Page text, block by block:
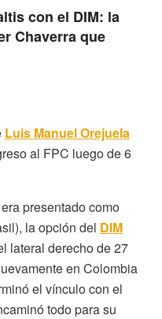
con el DIM: la
Chaverra que
Luis Manuel Orejuela
al FPC luego de 6
presentado como
la opción del DIM
lateral derecho de 27
en Colombia
el vínculo con el
todo para su